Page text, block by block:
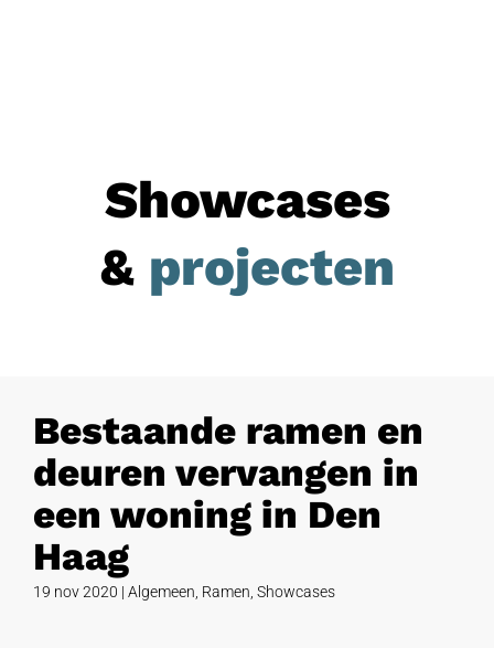
Showcases
& projecten
Bestaande ramen en
deuren vervangen in
een woning in Den
Haag
19 nov 2020 | Algemeen Ramen Showcases